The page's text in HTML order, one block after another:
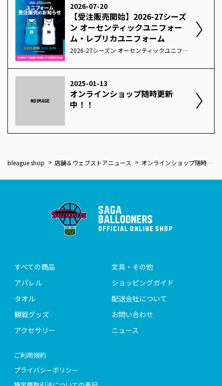
2026-07-20
【受注販売開始】2026-27シーズ
ン オーセンティックユニフォー
ム・レプリカユニフォーム
2026-27シーズン オーセンティックユニフォーム・レプリカユニフォームの受注販売を開始しました！「連動性」をモチーフに、水のしなやかな躍動と炎の力強さを融合したデザイン。相反する二つのエネルギーが重なり合い、逆境にも流されることなく熱く燃え続ける、佐賀バルーナーズのアイデンティティを表現しました。ぜひチェックしてください！商品購入はこちら※受注商品です。ご注文から発送まで30～40日程度いただきます。開幕以前の店頭販売は予定しておりませんので予めご了承ください。
2025-01-13
オンラインショップ随時更新
中！！
bleague shop 店舗＆ウェブストアニュース オンラインショップ随時更新中！！
SAGA
BALLOONERS
OFFICIAL ONLINE SHOP
すべての商品
アパレル
タオル
観戦グッズ
アクセサリー
文具・その他
ショッピングガイド
配送会社について
お問い合わせ
ニュース
ご利用規約
プライバシーポリシー